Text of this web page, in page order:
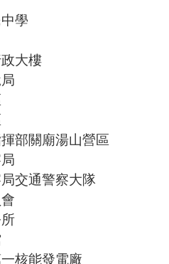
學
大樓
部關廟湯山營區
交通警察大隊
核能發電廠